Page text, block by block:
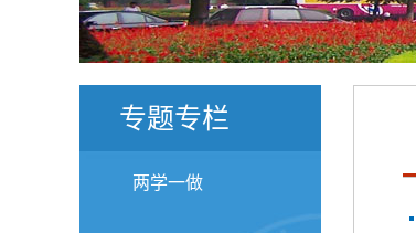
专题专栏
两学一做